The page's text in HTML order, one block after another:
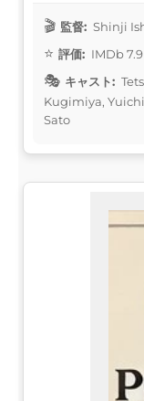
監督: Shinji
評価: IMDb 7.9
キャスト:
Kugimiya,
Sato